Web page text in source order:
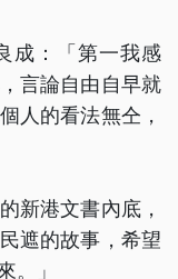
成：「第一我感
言論自由自早就
人的看法無仝，
新港文書內底，
遮的故事，希望
。」